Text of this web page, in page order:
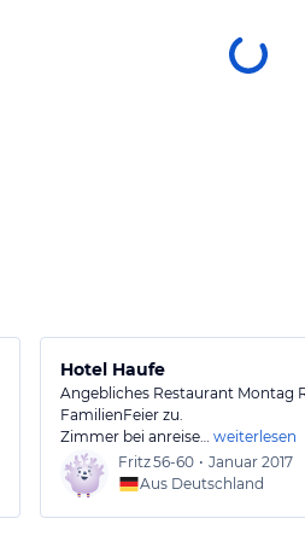
Hotel Haufe
Angebliches Restaurant Montag
FamilienFeier zu.
Zimmer bei anreise… weiterlesen
Fritz56-60 • Januar 2017
Aus Deutschland